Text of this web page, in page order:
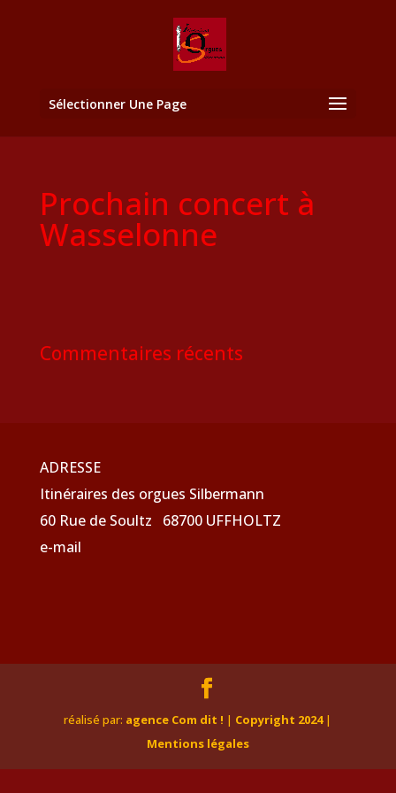
Sélectionner Une Page
Prochain concert à
Wasselonne
Commentaires récents
ADRESSE
Itinéraires des orgues Silbermann
60 Rue de Soultz 68700 UFFHOLTZ
e-mail
réalisé par: agence Com dit ! | Copyright 2024|
Mentions légales